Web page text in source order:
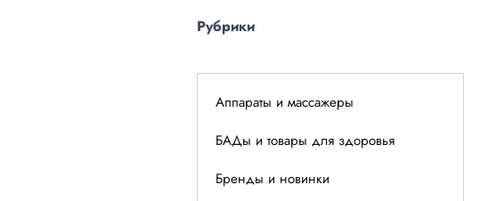
Рубрики
Аппараты и массажеры
БАДы и товары для здоровья
Бренды и новинки